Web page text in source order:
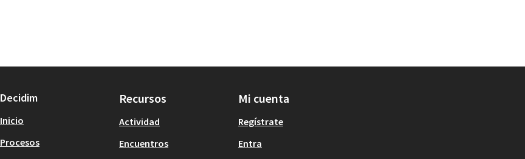
Decidim
Inicio
Procesos
Recursos
Actividad
Encuentros
Mi cuenta
Regístrate
Entra